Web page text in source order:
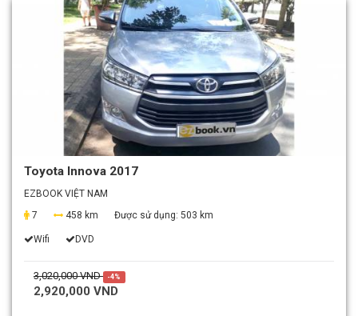
Toyota Innova 2017
EZBOOK VIỆT NAM
7
458 km Được sử dụng: 503 km
Wifi DVD
3,020,000 VND -4%
2,920,000 VND